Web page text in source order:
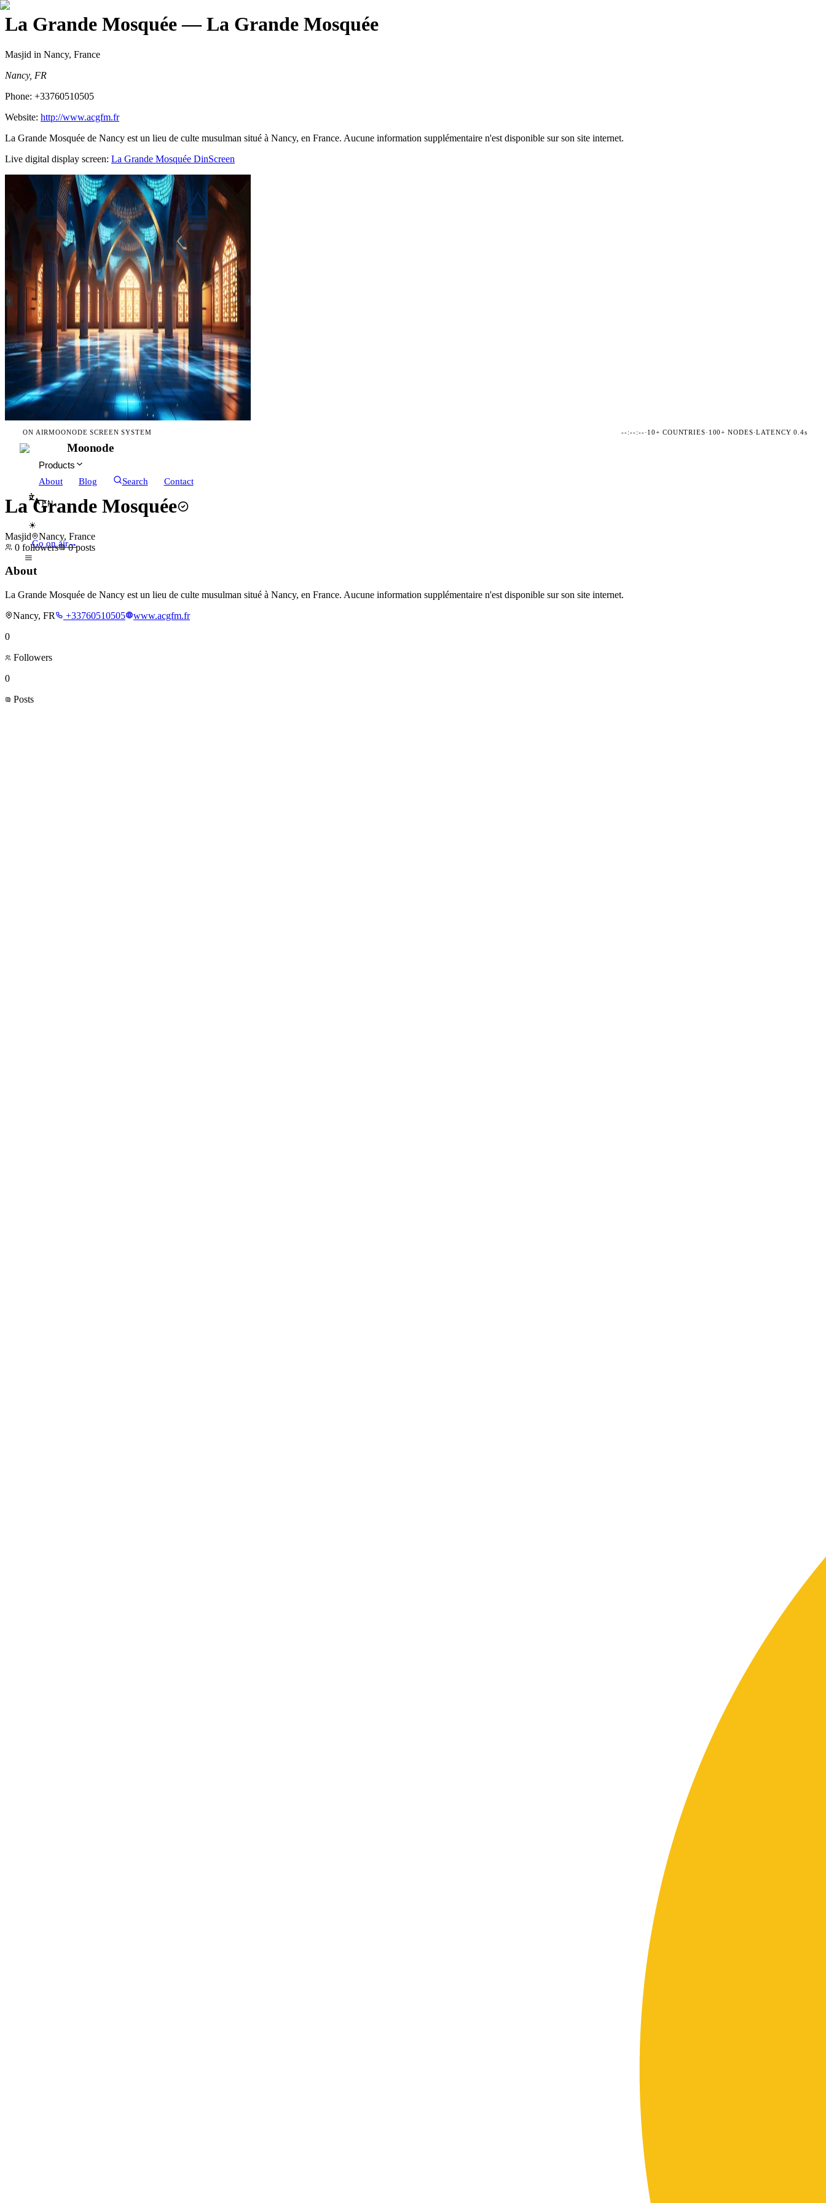
La Grande Mosquée— La Grande Mosquée
Masjid in Nancy, France
Nancy, FR
Phone: +33760510505
Website: http://www.acgfm.fr
La Grande Mosquée de Nancy est un lieu de culte musulman situé à Nancy, en France. Aucune information supplémentaire n'est disponible sur son site internet.
Live digital display screen: La Grande Mosquée DinScreen
ON AIRMOONODE SCREEN SYSTEM --:--:--·10+ COUNTRIES· 100+ NODES·LATENCY 0.4s
Moonode
Products
About
Blog Search Contact
EN
☀
Go on air→
La Grande Mosquée
Masjid
Nancy, France
0 followers 0 posts
About
La Grande Mosquée de Nancy est un lieu de culte musulman situé à Nancy, en France. Aucune information supplémentaire n'est disponible sur son site internet.
Nancy, FR
+33760510505
www.acgfm.fr
0
Followers
0
Posts